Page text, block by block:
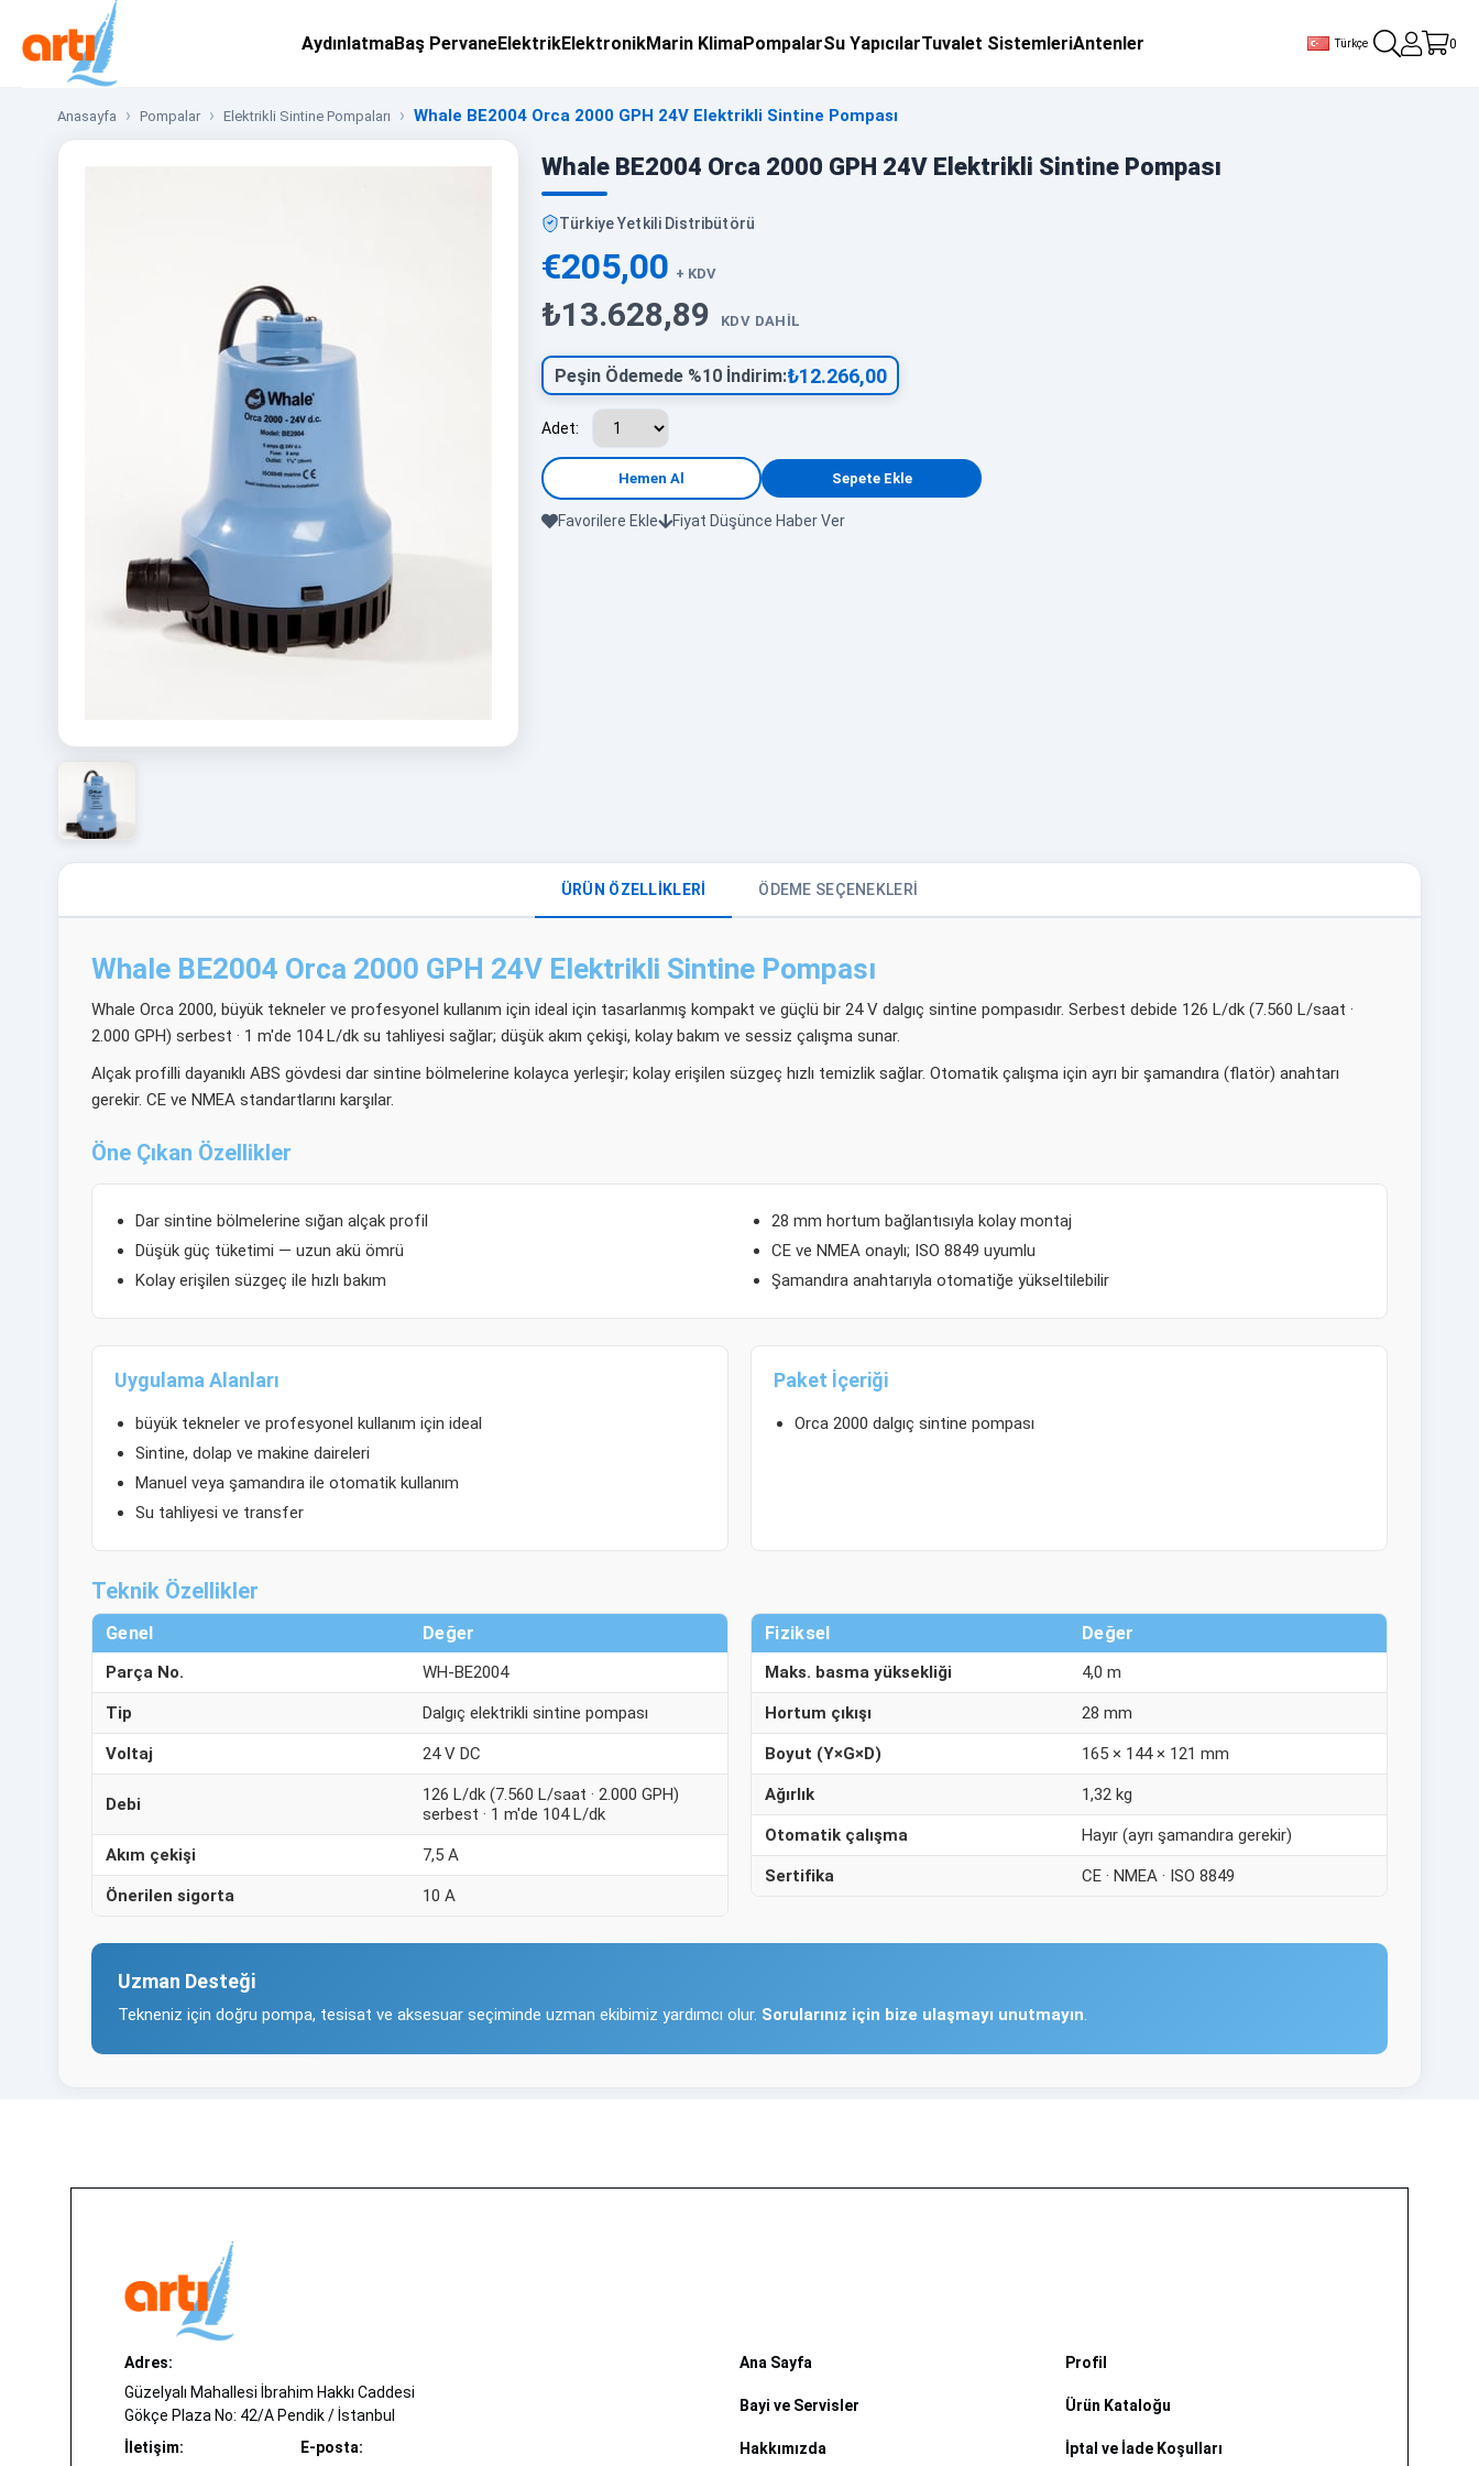
AydınlatmaBaş PervaneElektrikElektronikMarin KlimaPompalarSu YapıcılarTuvalet SistemleriAntenler Türkçe 0
Anasayfa Pompalar Elektrikli Sintine Pompaları Whale BE2004 Orca 2000 GPH 24V Elektrikli Sintine Pompası
Whale BE2004 Orca 2000 GPH 24V Elektrikli Sintine Pompası
Türkiye Yetkili Distribütörü
€205,00 + KDV
₺13.628,89 KDV DAHIL
Peşin Ödemede %10 İndirim:₺12.266,00
Adet:
Favorilere Ekle Fiyat Düşünce Haber Ver
ÜRÜN ÖZELLIKLERI ÖDEME SEÇENEKLERI
Whale BE2004 Orca 2000 GPH 24V Elektrikli Sintine Pompası
Whale Orca 2000, büyük tekneler ve profesyonel kullanım için ideal için tasarlanmış kompakt ve güçlü bir 24 V dalgıç sintine pompasıdır. Serbest debide 126 L/dk (7.560 L/saat ·
2.000 GPH) serbest · 1 m'de 104 L/dk su tahliyesi sağlar; düşük akım çekişi, kolay bakım ve sessiz çalışma sunar.
Alçak profilli dayanıklı ABS gövdesi dar sintine bölmelerine kolayca yerleşir; kolay erişilen süzgeç hızlı temizlik sağlar. Otomatik çalışma için ayrı bir şamandıra (flatör) anahtarı
gerekir. CE ve NMEA standartlarını karşılar.
Öne Çıkan Özellikler
Dar sintine bölmelerine sığan alçak profil
Düşük güç tüketimi — uzun akü ömrü
Kolay erişilen süzgeç ile hızlı bakım
28 mm hortum bağlantısıyla kolay montaj
CE ve NMEA onaylı; ISO 8849 uyumlu
Şamandıra anahtarıyla otomatiğe yükseltilebilir
Uygulama Alanları
büyük tekneler ve profesyonel kullanım için ideal
Sintine, dolap ve makine daireleri
Manuel veya şamandıra ile otomatik kullanım
Su tahliyesi ve transfer
Paket İçeriği
Orca 2000 dalgıç sintine pompası
Teknik Özellikler
Genel Değer
Parça No. WH-BE2004
Tip Dalgıç elektrikli sintine pompası
Voltaj 24 V DC
Debi
126 L/dk (7.560 L/saat · 2.000 GPH)
serbest · 1 m'de 104 L/dk
Akım çekişi 7,5 A
Önerilen sigorta 10 A
Fiziksel Değer
Maks. basma yüksekliği 4,0 m
Hortum çıkışı 28 mm
Boyut (Y×G×D) 165 × 144 × 121 mm
Ağırlık 1,32 kg
Otomatik çalışma Hayır (ayrı şamandıra gerekir)
Sertifika CE · NMEA · ISO 8849
Uzman Desteği
Tekneniz için doğru pompa, tesisat ve aksesuar seçiminde uzman ekibimiz yardımcı olur. Sorularınız için bize ulaşmayı unutmayın
Adres:
Güzelyalı Mahallesi İbrahim Hakkı Caddesi
Gökçe Plaza No: 42/A Pendik / İstanbul
İletişim:
E-posta:
Ana Sayfa
Bayi ve Servisler
Hakkımızda
Profil
Ürün Kataloğu
İptal ve İade Koşulları